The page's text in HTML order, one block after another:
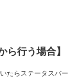
ら行う場合】
たらステータスバー